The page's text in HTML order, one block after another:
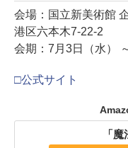
会場：国立新美術館
港区六本木7-22-2
会期：7月3日（水）
□公式サイト
「